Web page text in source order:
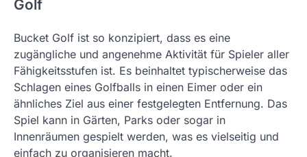
Golf
Bucket Golf ist so konzipiert, dass es eine
zugängliche und angenehme Aktivität für Spieler aller
Fähigkeitsstufen ist. Es beinhaltet typischerweise das
Schlagen eines Golfballs in einen Eimer oder ein
ähnliches Ziel aus einer festgelegten Entfernung. Das
Spiel kann in Gärten, Parks oder sogar in
Innenräumen gespielt werden, was es vielseitig und
einfach zu organisieren macht.